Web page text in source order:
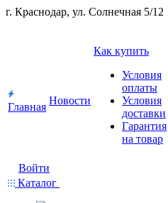
г. Краснодар, ул. Солнечная 5/12
Главная
Новости
Как купить
Условия
оплаты
Условия
доставки
Гарантия
на товар
Войти
Каталог